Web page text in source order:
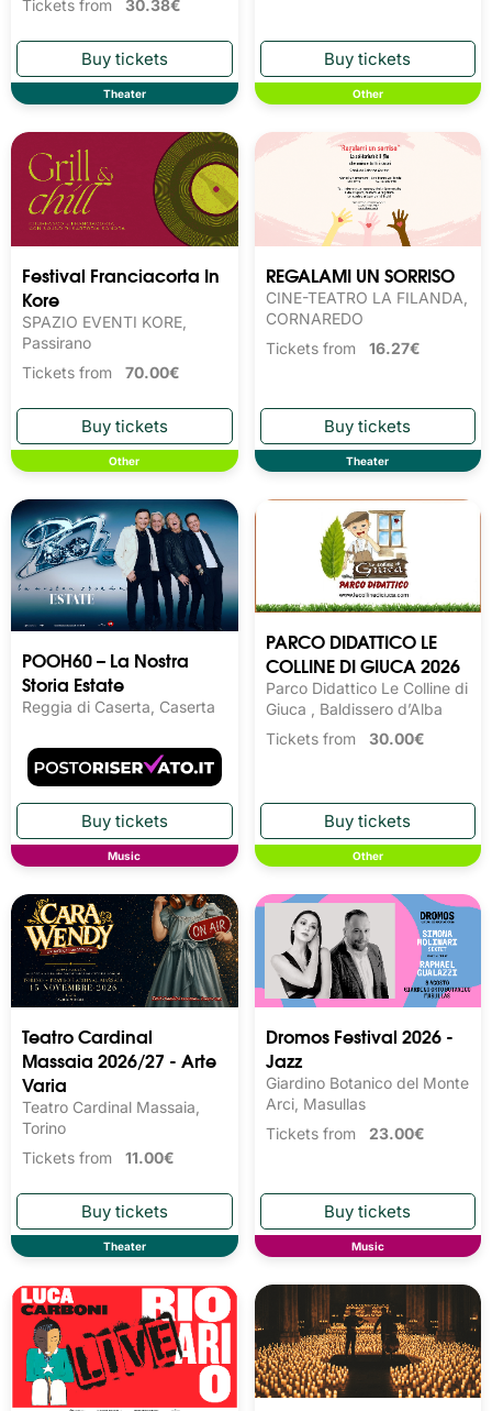
Tickets from 30.38€
Theater Other
Festival Franciacorta In
Kore
SPAZIO EVENTI KORE,
Passirano
Tickets from 70.00€
Other
REGALAMI UN SORRISO
CINE-TEATRO LA FILANDA,
CORNAREDO
Tickets from 16.27€
Theater
POOH60 – La Nostra
Storia Estate
Reggia di Caserta, Caserta
Music
PARCO DIDATTICO LE
COLLINE DI GIUCA 2026
Parco Didattico Le Colline di
Giuca , Baldissero d’Alba
Tickets from 30.00€
Other
Teatro Cardinal
Massaia 2026/27 - Arte
Varia
Teatro Cardinal Massaia,
Torino
Tickets from 11.00€
Theater
Dromos Festival 2026 -
Jazz
Giardino Botanico del Monte
Arci, Masullas
Tickets from 23.00€
Music